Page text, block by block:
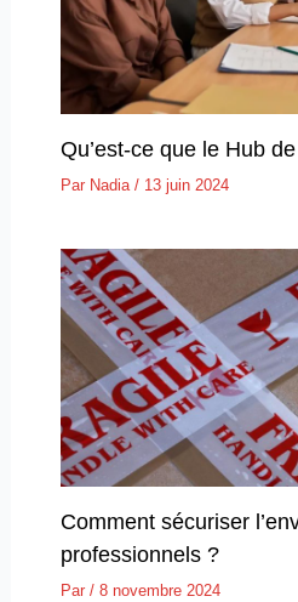
Qu’est-ce que le Hub
Par Nadia / 13 juin 2024
Comment sécuriser
professionnels ?
Par / 8 novembre 2024